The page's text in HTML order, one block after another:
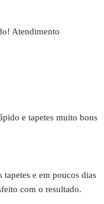
Atendimento
e tapetes muito bons
tapetes e em poucos dias
com o resultado.